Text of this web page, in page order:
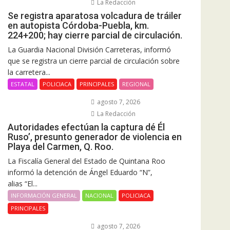
La Redacción
Se registra aparatosa volcadura de tráiler
en autopista Córdoba-Puebla, km.
224+200; hay cierre parcial de circulación.
La Guardia Nacional División Carreteras, informó
que se registra un cierre parcial de circulación sobre
la carretera...
ESTATAL POLICIACA PRINCIPALES REGIONAL
agosto 7, 2026
La Redacción
Autoridades efectúan la captura dé Él
Ruso’, presunto generador de violencia en
Playa del Carmen, Q. Roo.
La Fiscalía General del Estado de Quintana Roo
informó la detención de Ángel Eduardo “N”,
alias “El...
INFORMACIÓN GENERAL NACIONAL
POLICIACA
PRINCIPALES
agosto 7, 2026